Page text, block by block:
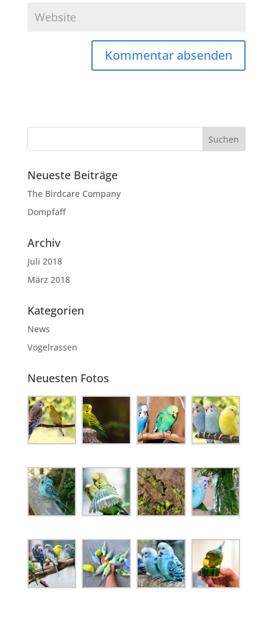
Neueste Beiträge
The Birdcare Company
Dompfaff
Archiv
Juli 2018
März 2018
Kategorien
News
Vogelrassen
Neuesten Fotos